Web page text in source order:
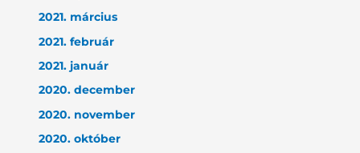
2021. március
2021. február
2021. január
2020. december
2020. november
2020. október